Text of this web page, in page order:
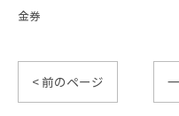
金券
< 前のページ